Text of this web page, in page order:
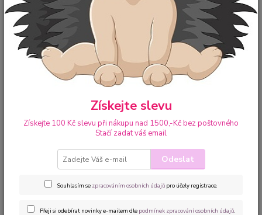
Body s potiskem "Hezká po
mamince,šikovná po tatínkovi!"
Získejte slevu
Získejte 100 Kč slevu při nákupu nad 1500,-Kč bez poštovného
Stačí zadat váš email
Odeslat
Souhlasím se zpracováním osobních údajů pro účely registrace.
Přeji si odebírat novinky e-mailem dle podmínek zpracování osobních údajů.